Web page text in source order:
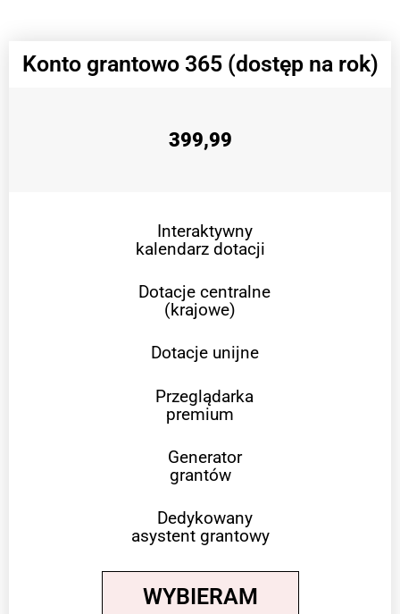
Konto grantowo 365 (dostęp na rok)
399,99
Interaktywny
kalendarz dotacji
Dotacje centralne
(krajowe)
Dotacje unijne
Przeglądarka
premium
Generator
grantów
Dedykowany
asystent grantowy
WYBIERAM